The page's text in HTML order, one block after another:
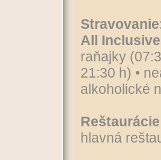
All Inclusive
raňajky
21:30 h) •
alkoholické
hlavná